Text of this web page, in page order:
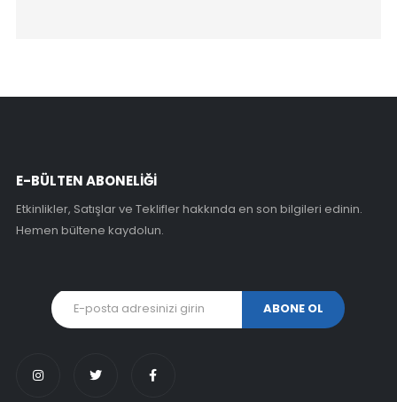
E-BÜLTEN ABONELİĞİ
Etkinlikler, Satışlar ve Teklifler hakkında en son bilgileri edinin.
Hemen bültene kaydolun.